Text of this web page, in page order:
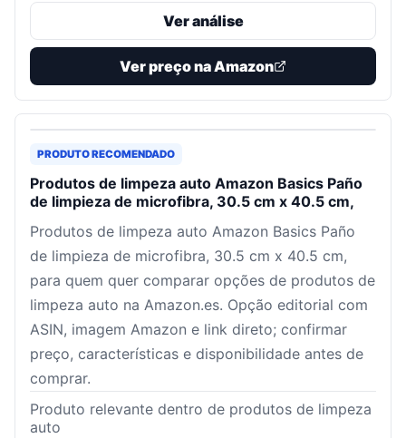
Ver análise
Ver preço na Amazon
PRODUTO RECOMENDADO
Produtos de limpeza auto Amazon Basics Paño
de limpieza de microfibra, 30.5 cm x 40.5 cm,
Produtos de limpeza auto Amazon Basics Paño
de limpieza de microfibra, 30.5 cm x 40.5 cm,
para quem quer comparar opções de produtos de
limpeza auto na Amazon.es. Opção editorial com
ASIN, imagem Amazon e link direto; confirmar
preço, características e disponibilidade antes de
comprar.
Produto relevante dentro de produtos de limpeza
auto